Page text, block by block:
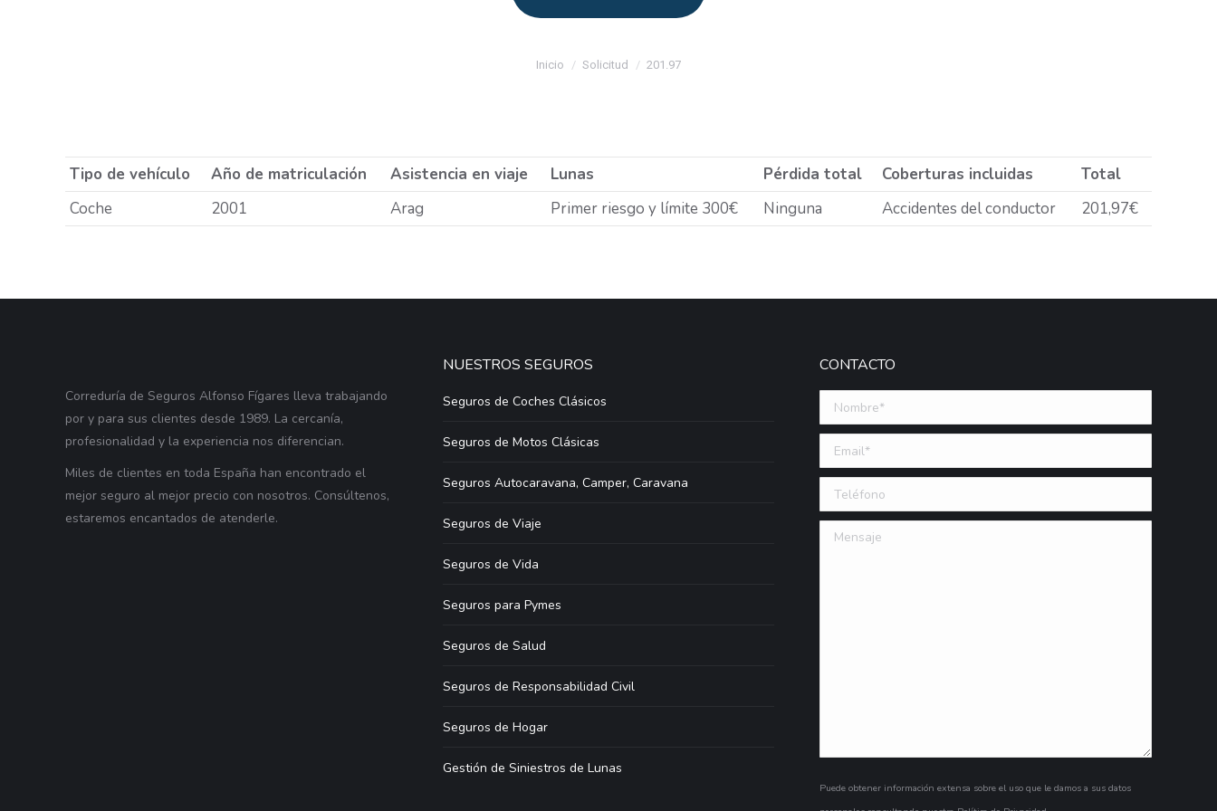
Estás aquí:
Inicio Solicitud 201.97
Tipo de vehículo Año de matriculación Asistencia en viaje Lunas Pérdida total Coberturas incluidas
Total
Coche
2001 Arag Primer riesgo y límite 300€ Ninguna Accidentes del conductor 201,97€
Correduría de Seguros Alfonso Fígares lleva trabajando
por y para sus clientes desde 1989. La cercanía,
profesionalidad y la experiencia nos diferencian.
Miles de clientes en toda España han encontrado el
mejor seguro al mejor precio con nosotros. Consúltenos,
estaremos encantados de atenderle.
NUESTROS SEGUROS
Seguros de Coches Clásicos
Seguros de Motos Clásicas
Seguros Autocaravana, Camper, Caravana
Seguros de Viaje
Seguros de Vida
Seguros para Pymes
Seguros de Salud
Seguros de Responsabilidad Civil
Seguros de Hogar
Gestión de Siniestros de Lunas
CONTACTO
Nombre *
Email (requerido)
Teléfono
Mensaje
Puede obtener información extensa sobre el uso que le damos a sus datos